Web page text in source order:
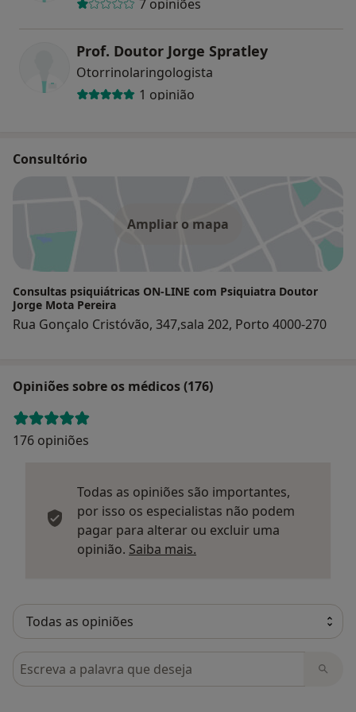
7 opiniões
Prof. Doutor Jorge Spratley
Otorrinolaringologista
1 opinião
Consultório
Ampliar o mapa
Consultas psiquiátricas ON-LINE com Psiquiatra Doutor
Jorge Mota Pereira
Rua Gonçalo Cristóvão, 347,sala 202, Porto 4000-270
Opiniões sobre os médicos (176)
176 opiniões
Todas as opiniões são importantes,
por isso os especialistas não podem
pagar para alterar ou excluir uma
opinião. Saiba mais.
Pesquisar em opiniões